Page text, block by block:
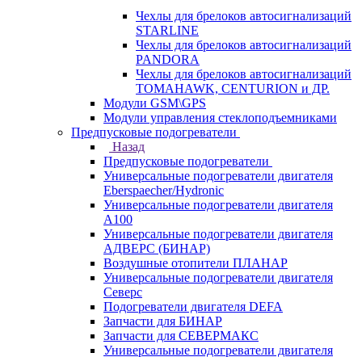
Чехлы для брелоков автосигнализаций
STARLINE
Чехлы для брелоков автосигнализаций
PANDORA
Чехлы для брелоков автосигнализаций
TOMAHAWK, CENTURION и ДР.
Модули GSM\GPS
Модули управления стеклоподъемниками
Предпусковые подогреватели
Назад
Предпусковые подогреватели
Универсальные подогреватели двигателя
Eberspaecher/Hydronic
Универсальные подогреватели двигателя
A100
Универсальные подогреватели двигателя
АДВЕРС (БИНАР)
Воздушные отопители ПЛАНАР
Универсальные подогреватели двигателя
Северс
Подогреватели двигателя DEFA
Запчасти для БИНАР
Запчасти для СЕВЕРМАКС
Универсальные подогреватели двигателя